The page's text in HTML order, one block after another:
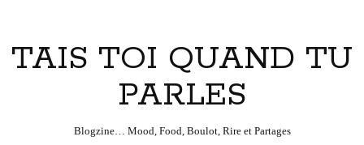
TAIS TOI QUAND TU
PARLES
Blogzine… Mood, Food, Boulot, Rire et Partages